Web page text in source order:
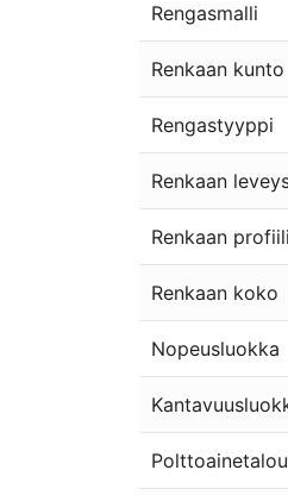
Rengasmalli
Renkaan kunto
Rengastyyppi
Renkaan
Renkaan profiili
Renkaan koko
Nopeusluokka